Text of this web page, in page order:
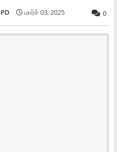
மார்ச் 03, 2025 0